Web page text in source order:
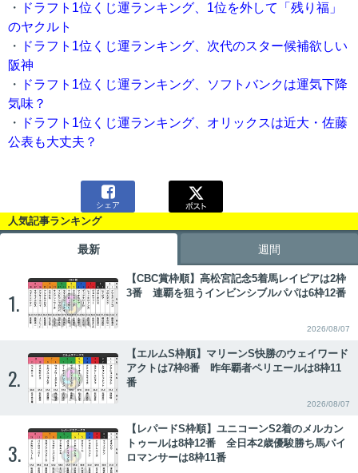
・
ドラフト1位くじ運ランキング、1位を外して「残り福」
のヤクルト
・
ドラフト1位くじ運ランキング、次代のスター候補欲しい
阪神
・
ドラフト1位くじ運ランキング、ソフトバンクは運気下降
気味？
・
ドラフト1位くじ運ランキング、オリックスは近大・佐藤
公表も大丈夫？

シェア
人気記事ランキング
最新 週間
1.
【CBC賞枠順】高松宮記念5着馬レイピアは2枠
3番 連覇を狙うインビンシブルパパは6枠12番
2026/08/07
2.
【エルムS枠順】マリーンS快勝のウェイワード
アクトは7枠8番 昨年覇者ペリエールは8枠11
番
2026/08/07
3.
【レパードS枠順】ユニコーンS2着のメルカン
トゥールは8枠12番 全日本2歳優駿勝ち馬パイ
ロマンサーは8枠11番